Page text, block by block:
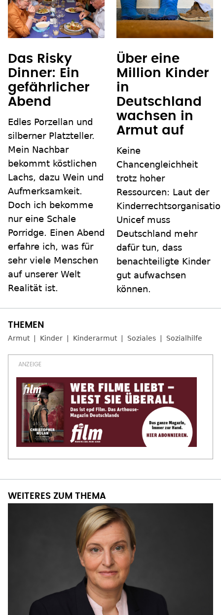
Das Risky
Dinner: Ein
gefährlicher
Abend
Edles Porzellan und
silberner Platzteller.
Mein Nachbar
bekommt köstlichen
Lachs, dazu Wein und
Aufmerksamkeit.
Doch ich bekomme
nur eine Schale
Porridge. Einen Abend
erfahre ich, was für
sehr viele Menschen
auf unserer Welt
Realität ist.
Über eine
Million Kinder
in
Deutschland
wachsen in
Armut auf
Keine
Chancengleichheit
trotz hoher
Ressourcen: Laut der
Unicef muss
Deutschland mehr
dafür tun, dass
benachteiligte Kinder
gut aufwachsen
können.
Armut Kinder Kinderarmut Soziales Sozialhilfe
WEITERES ZUM THEMA